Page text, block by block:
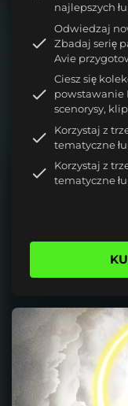
najlepszych
Odwiedzaj
Zbadaj serię
Avie
Ciesz się
powstawanie
scenorysy,
Korzystaj z
tematyczne
Korzystaj z
tematyczne